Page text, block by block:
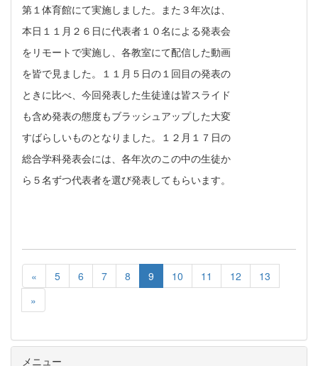
第１体育館にて実施しました。また３年次は、
本日１１月２６日に代表者１０名による発表会
をリモートで実施し、各教室にて配信した動画
を皆で見ました。１１月５日の１回目の発表の
ときに比べ、今回発表した生徒達は皆スライド
も含め発表の態度もブラッシュアップした大変
すばらしいものとなりました。１２月１７日の
総合学科発表会には、各年次のこの中の生徒か
ら５名ずつ代表者を選び発表してもらいます。
« 5 6 7 8 9 10 11 12
13
»
メニュー